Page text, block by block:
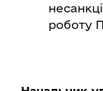
роботу